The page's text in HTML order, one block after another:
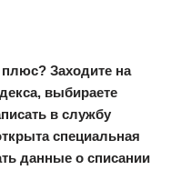
плюс? Заходите на
выбираете
в службу
специальная
данные о списании